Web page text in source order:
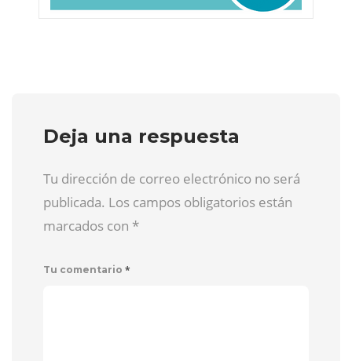
Deja una respuesta
Tu dirección de correo electrónico no será
publicada. Los campos obligatorios están
marcados con *
Tu comentario *